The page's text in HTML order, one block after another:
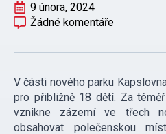
9 února, 2024
Žádné komentáře
V části nového parku
pro přibližně 18 dětí. Za
vznikne zázemí ve třech
obsahovat polečenskou